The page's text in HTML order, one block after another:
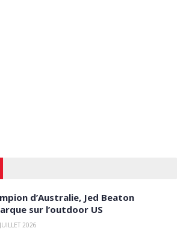
d’Australie, Jed Beaton
sur l’outdoor US
2026